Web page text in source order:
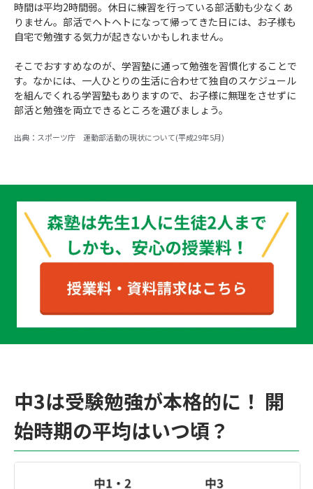
時間は平均2時間弱。休日に練習を行っている部活動も少なくあ
りません。部活でヘトヘトになって帰ってきた日には、お子様も
自宅で勉強する気力が起きないかもしれません。
そこでおすすめなのが、学習塾に通って勉強を習慣化することで
す。なかには、一人ひとりの生活に合わせて独自のスケジュール
を組んでくれる学習塾もありますので、お子様に無理をさせずに
部活と勉強を両立できるところを選びましょう。
出典：スポーツ庁 運動部活動の現状について(平成29年5月)
中3は受験勉強が本格的に！ 開
始時期の平均はいつ頃？